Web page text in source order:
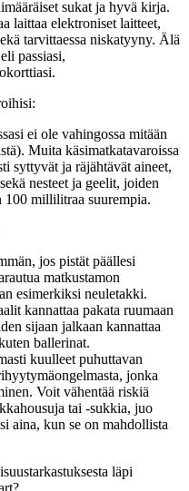
sukat ja hyvä kirja.
laittaa elektroniset laitteet,
tarvittaessa niskatyyny. Älä
passiasi,
ei ole vahingossa mitään
Muita käsimatkatavaroissa
syttyvät ja räjähtävät aineet,
nesteet ja geelit, joiden
100 millilitraa suurempia.
jos pistät päällesi
matkustamon
esimerkiksi neuletakki.
kannattaa pakata ruumaan
sijaan jalkaan kannattaa
ballerinat.
kuulleet puhuttavan
jonka
Voit vähentää riskiä
tai -sukkia, juo
aina, kun se on mahdollista
läpi